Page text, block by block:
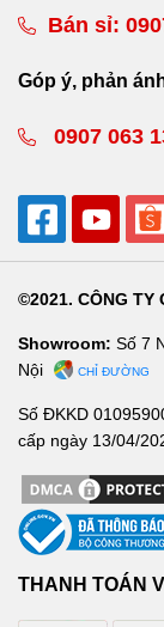
Bán sỉ:
Góp ý, phản
0907 063
©2021. CÔNG TY
Showroom: Số 7
Nội
CHỈ ĐƯỜNG
Số ĐKKD
cấp ngày 13/04/
THANH TOÁN